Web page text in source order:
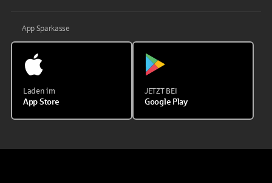
App Sparkasse
Laden im
App Store
JETZT BEI
Google Play